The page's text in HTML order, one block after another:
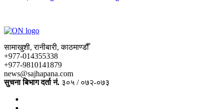
सामाखुशी, रानीबारी, काठमाण्डौँ
+977-014355338
+977-9810141879
news@sajhapana.com
सुचना बिभाग दर्ता नं. ३०५ / ०७२-०७३